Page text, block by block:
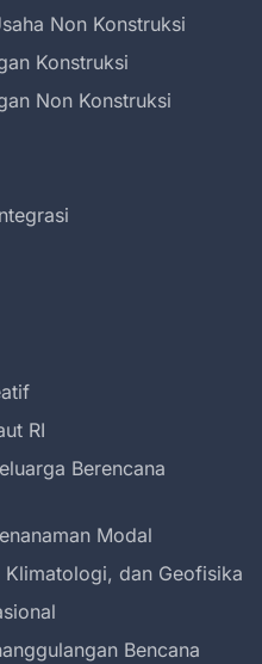
Non Konstruksi
Konstruksi
Non Konstruksi
RI
Berencana
Modal
Klimatologi, dan Geofisika
Bencana